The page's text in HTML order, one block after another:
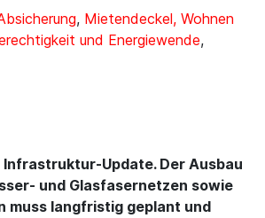
, Mietendeckel, Wohnen
und Energiewende,
Update. Der Ausbau
und Glasfasernetzen sowie
muss langfristig geplant und